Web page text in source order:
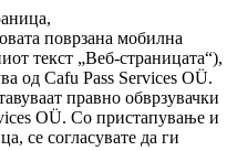
поврзана мобилна
текст „Веб-страницата“),
од Cafu Pass Services OÜ.
правно обврзувачки
OÜ. Со пристапување и
се согласувате да ги